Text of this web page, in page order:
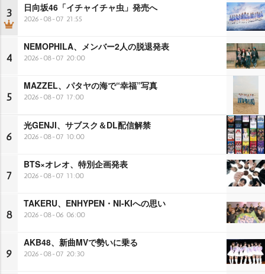
3 日向坂46「イチャイチャ虫」発売へ
2026-08-07 21:55
4
NEMOPHILA、メンバー2人の脱退発表
2026-08-07 20:00
5
MAZZEL、パタヤの海で“幸福”写真
2026-08-07 17:00
6
光GENJI、サブスク＆DL配信解禁
2026-08-07 10:00
7
BTS×オレオ、特別企画発表
2026-08-07 11:00
8
TAKERU、ENHYPEN・NI-KIへの思い
2026-08-06 06:00
9
AKB48、新曲MVで勢いに乗る
2026-08-07 20:30